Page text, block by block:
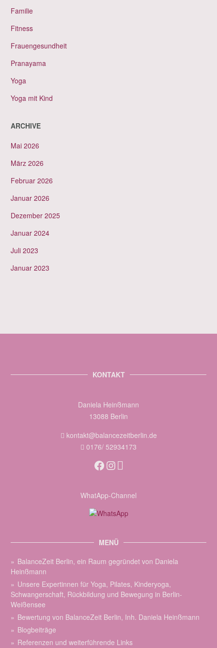
Familie
Fitness
Frauengesundheit
Pranayama
Yoga
Yoga mit Kind
ARCHIVE
Mai 2026
März 2026
Februar 2026
Januar 2026
Dezember 2025
Januar 2024
Juli 2023
Januar 2023
KONTAKT
Daniela Heinßmann
13088 Berlin
kontakt@balancezeitberlin.de
0176/ 52934173
Facebook
Instagram
WhatApp-Channel
MENÜ
BalanceZeit Berlin, ein Raum gegründet von Daniela
Heinßmann
Unsere Expertinnen für Yoga, Pilates, Kinderyoga,
Schwangerschaft, Rückbildung und Bewegung in Berlin-
Weißensee
Bewertung von BalanceZeit Berlin, Inh. Daniela Heinßmann
Blogbeiträge
Referenzen und weiterführende Links